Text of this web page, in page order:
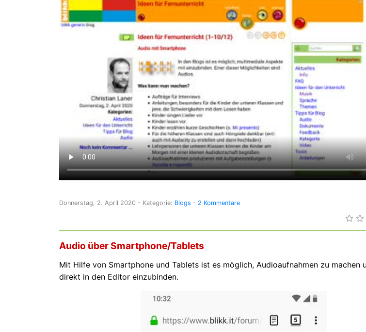
Donnerstag, 2. April 2020 - Kategorie: Blogs - 2 Kommentare
Audio über Smartphone/Tablets
Mit Hilfe von Smartphone und Tablets ist es möglich, Audioaufnahmen zu machen
direkt in den Editor einzubinden.